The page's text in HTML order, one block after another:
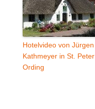
Hotelvideo von Jürgen
Kathmeyer in St. Peter
Ording